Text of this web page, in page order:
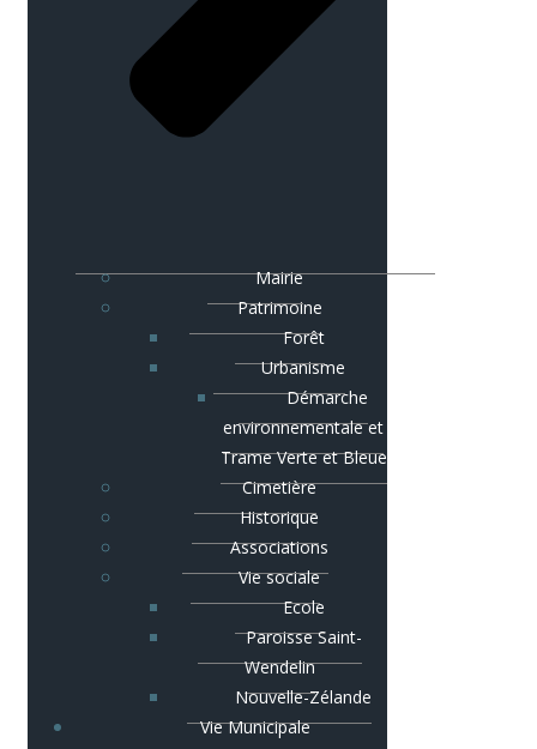
Mairie
Patrimoine
Forêt
Urbanisme
Démarche
environnementale et
Trame Verte et Bleue
Cimetière
Historique
Associations
Vie sociale
Ecole
Paroisse Saint-
Wendelin
Nouvelle-Zélande
Vie Municipale